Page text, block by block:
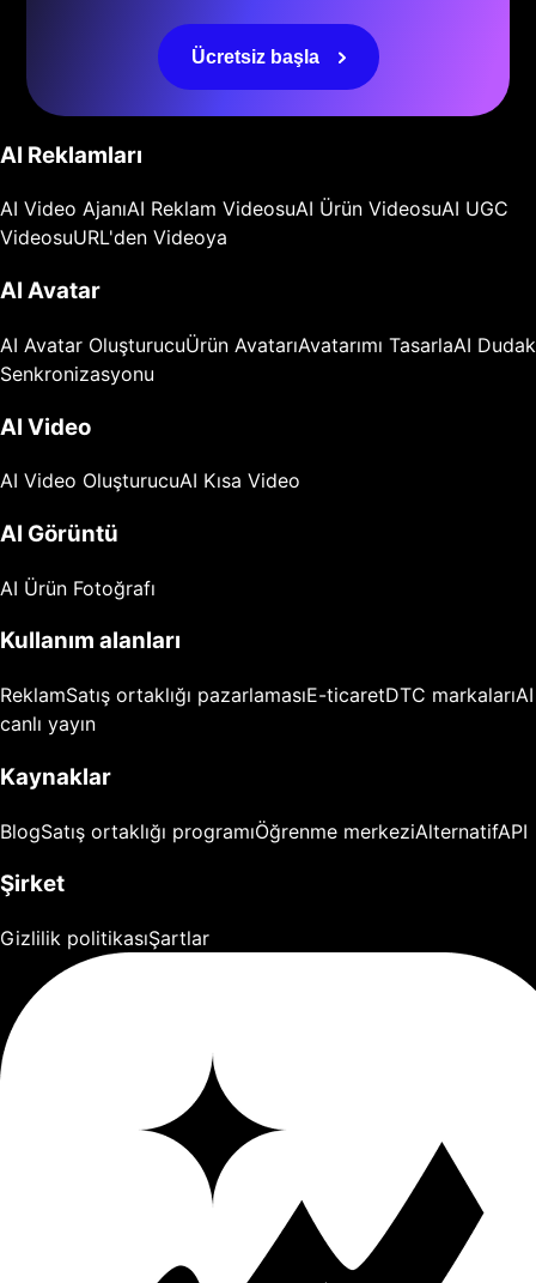
Ücretsiz başla
AI Reklamları
AI Video AjanıAI Reklam VideosuAI Ürün VideosuAI UGC
VideosuURL'den Videoya
AI Avatar
AI Avatar OluşturucuÜrün AvatarıAvatarımı TasarlaAI Dudak
Senkronizasyonu
AI Video
AI Video OluşturucuAI Kısa Video
AI Görüntü
AI Ürün Fotoğrafı
Kullanım alanları
ReklamSatış ortaklığı pazarlamasıE-ticaretDTC markalarıAI
canlı yayın
Kaynaklar
BlogSatış ortaklığı programıÖğrenme merkeziAlternatifAPI
Şirket
Gizlilik politikasıŞartlar